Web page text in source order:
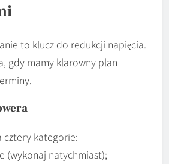
to klucz do redukcji napięcia.
gdy mamy klarowny plan
cztery kategorie:
(wykonaj natychmiast);